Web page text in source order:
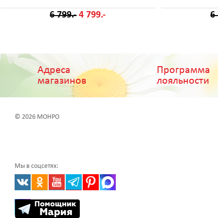
6 799.- 4 799.- 6
Адреса
магазинов
Программа
лояльности
© 2026 МОНРО
Мы в соцсетях: